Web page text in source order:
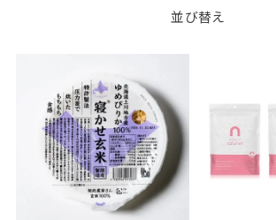
並び替え